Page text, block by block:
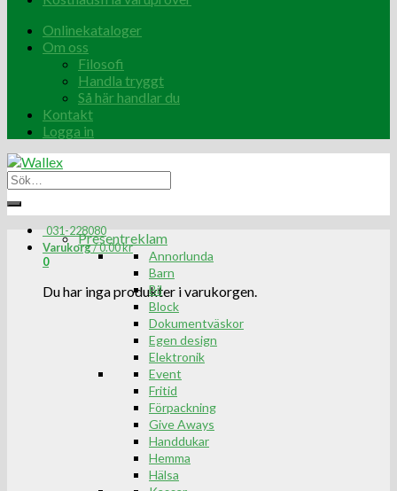
Onlinekataloger
Om oss
Filosofi
Handla tryggt
Så här handlar du
Kontakt
Logga in
031-228080
Varukorg/0.00kr
0
Du har inga produkter i varukorgen.
Presentreklam
Annorlunda
Barn
Bil
Block
Dokumentväskor
Egen design
Elektronik
Event
Fritid
Förpackning
Give Aways
Handdukar
Hemma
Hälsa